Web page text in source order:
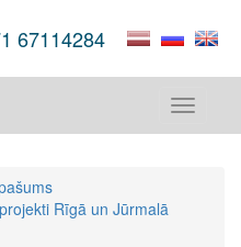
67114284
Toggle
Rīgā un Jūrmalā